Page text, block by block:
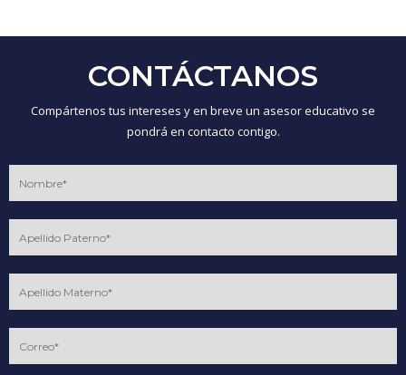
CONTÁCTANOS
Compártenos tus intereses y en breve un asesor educativo se
pondrá en contacto contigo.